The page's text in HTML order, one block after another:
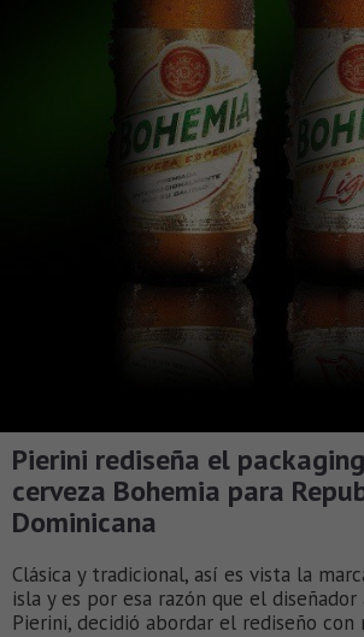
Pierini rediseña el
cerveza Bohemia para
Dominicana
Clásica y tradicional, así es vista la
isla y es por esa razón que el
Pierini, decidió abordar el rediseño con